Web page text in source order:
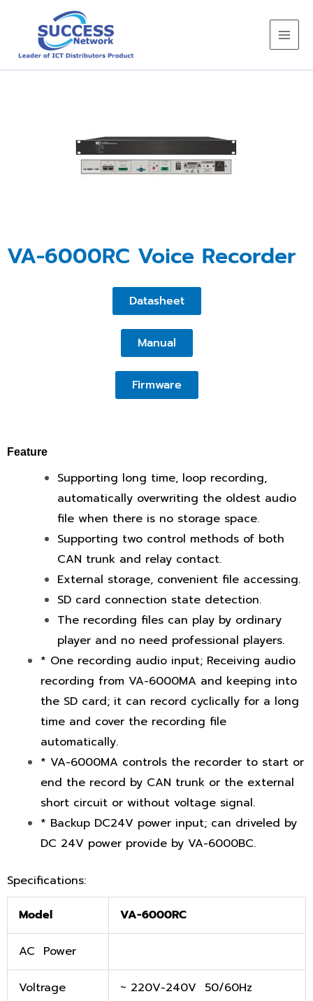
content
VA-6000RC Voice Recorder
Datasheet
Manual
Firmware
Feature
Supporting long time, loop recording,
automatically overwriting the oldest audio
file when there is no storage space.
Supporting two control methods of both
CAN trunk and relay contact.
External storage, convenient file accessing.
SD card connection state detection.
The recording files can play by ordinary
player and no need professional players.
* One recording audio input; Receiving audio
recording from VA-6000MA and keeping into
the SD card; it can record cyclically for a long
time and cover the recording file
automatically.
* VA-6000MA controls the recorder to start or
end the record by CAN trunk or the external
short circuit or without voltage signal.
* Backup DC24V power input; can driveled by
DC 24V power provide by VA-6000BC.
Specifications:
Model VA-6000RC
AC Power
Voltrage ~ 220V-240V 50/60Hz